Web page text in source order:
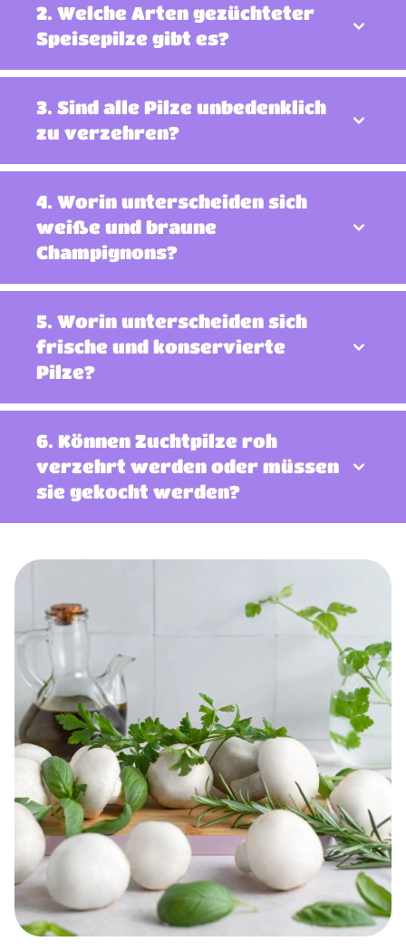
2. Welche Arten gezüchteter
Speisepilze gibt es?
3. Sind alle Pilze unbedenklich
zu verzehren?
4. Worin unterscheiden sich
weiße und braune
Champignons?
5. Worin unterscheiden sich
frische und konservierte
Pilze?
6. Können Zuchtpilze roh
verzehrt werden oder müssen
sie gekocht werden?